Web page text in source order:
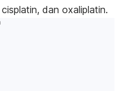
cisplatin, dan oxaliplatin.